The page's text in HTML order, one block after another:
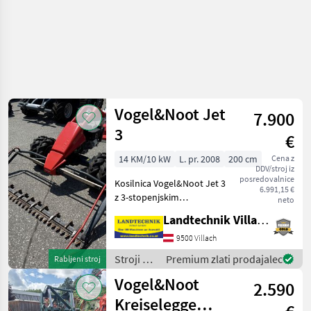
Rabljeni stroj
Vogel&Noot Jet
3
7.900
€
Cena z
DDV/stroj iz
posredovalnice
6.991,15 €
neto
14 KM/10 kW L. pr. 2008
200 cm
Kosilnica Vogel&Noot Jet 3
z 3-stopenjskim
prestavo, motorjem
Subaru, zavoro na krmilu,
gumijastimi pnevmatikami
z dvojnimi kolesi, v zelo
dob
Landtechnik Villach GmbH
9500 Villach
Stroji z
motorji /
Vogel&Noot
Premium zlati prodajalec
Vogel&Noot
Kreiselegge
2.590